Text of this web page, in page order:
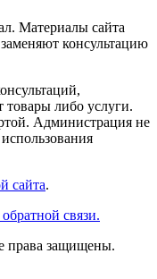
Материалы сайта
консультацию
товары либо услуги.
Администрация не
сайта.
связи.
права защищены.